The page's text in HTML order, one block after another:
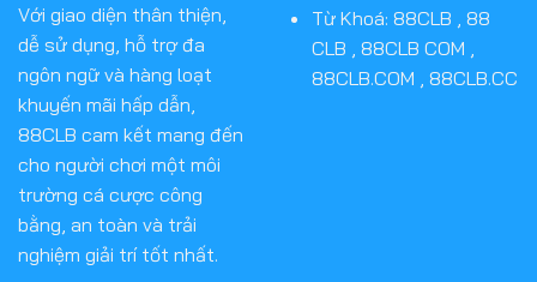
Với giao diện thân thiện,
dễ sử dụng, hỗ trợ đa
ngôn ngữ và hàng loạt
khuyến mãi hấp dẫn,
88CLB cam kết mang đến
cho người chơi một môi
trường cá cược công
bằng, an toàn và trải
nghiệm giải trí tốt nhất.
Từ Khoá: 88CLB , 88
CLB , 88CLB COM ,
88CLB.COM , 88CLB.CC